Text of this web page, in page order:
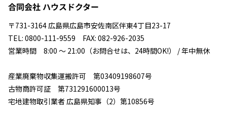
合同会社 ハウスドクター
〒731-3164 広島県広島市安佐南区伴東4丁目23-17
TEL: 0800-111-9559 FAX: 082-926-2035
営業時間 8:00 ～ 21:00（お問合せは、24時間OK!） / 年中無休
産業廃棄物収集運搬許可 第03409198607号
古物商許可証 第731291600013号
宅地建物取引業者 広島県知事（2）第10856号